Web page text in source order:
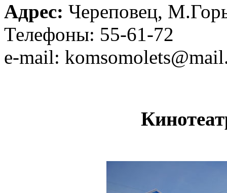
Адрес: Череповец,
Телефоны: 55-61-72
e-mail: